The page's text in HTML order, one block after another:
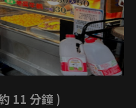
11 分鐘 )